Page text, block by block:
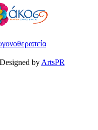
byArtsPR